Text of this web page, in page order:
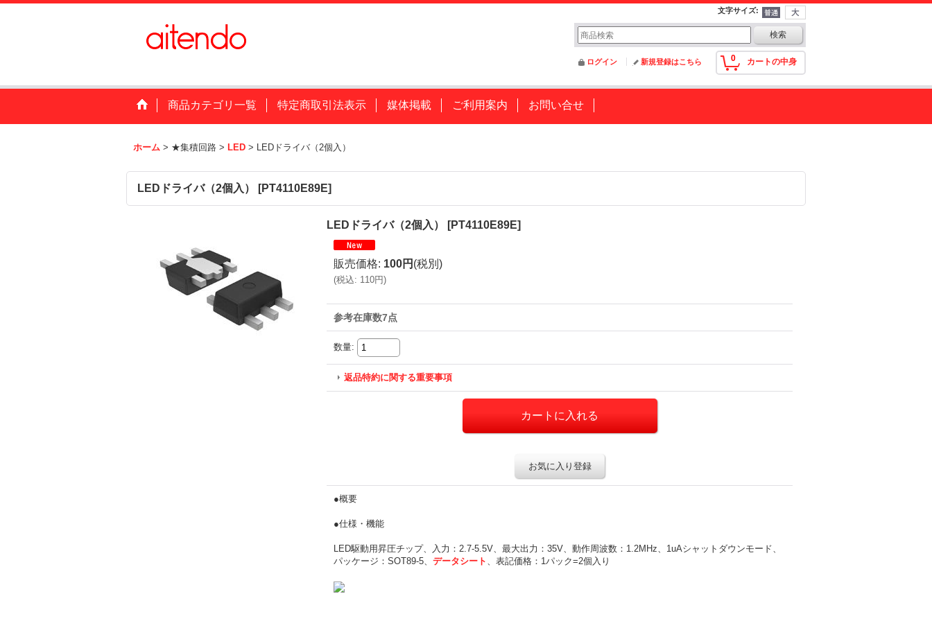
文字サイズ:
0 カートの中身
ログイン 新規登録はこちら
商品カテゴリ一覧 特定商取引法表示 媒体掲載 ご利用案内 お問い合せ
ホーム > ★集積回路 > LED > LEDドライバ（2個入）
LEDドライバ（2個入） [PT4110E89E]
LEDドライバ（2個入） [PT4110E89E]
販売価格: 100円 (税別)
(税込: 110円)
参考在庫数7点
数量:
返品特約に関する重要事項
お気に入り登録
●概要
●仕様・機能
LED駆動用昇圧チップ、入力：2.7-5.5V、最大出力：35V、動作周波数：1.2MHz、1uAシャットダウンモード、
パッケージ：SOT89-5、 データシート 、表記価格：1パック=2個入り